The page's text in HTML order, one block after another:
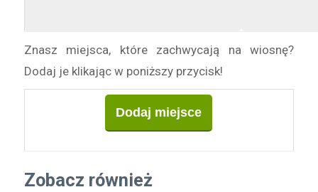
Znasz miejsca, które zachwycają na wiosnę?
Dodaj je klikając w poniższy przycisk!
Dodaj miejsce
Zobacz również